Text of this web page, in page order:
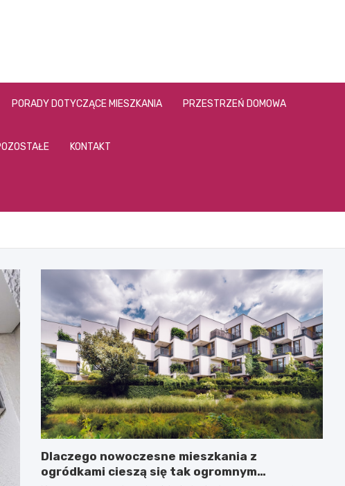
PORADY DOTYCZĄCE MIESZKANIA PRZESTRZEŃ DOMOWA
KONTAKT
Dlaczego nowoczesne mieszkania z
ogródkami cieszą się tak ogromnym